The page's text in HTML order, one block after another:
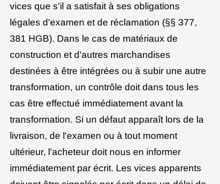
vices que s'il a satisfait à ses obligations
légales d'examen et de réclamation (§§ 377,
381 HGB). Dans le cas de matériaux de
construction et d'autres marchandises
destinées à être intégrées ou à subir une autre
transformation, un contrôle doit dans tous les
cas être effectué immédiatement avant la
transformation. Si un défaut apparaît lors de la
livraison, de l'examen ou à tout moment
ultérieur, l'acheteur doit nous en informer
immédiatement par écrit. Les vices apparents